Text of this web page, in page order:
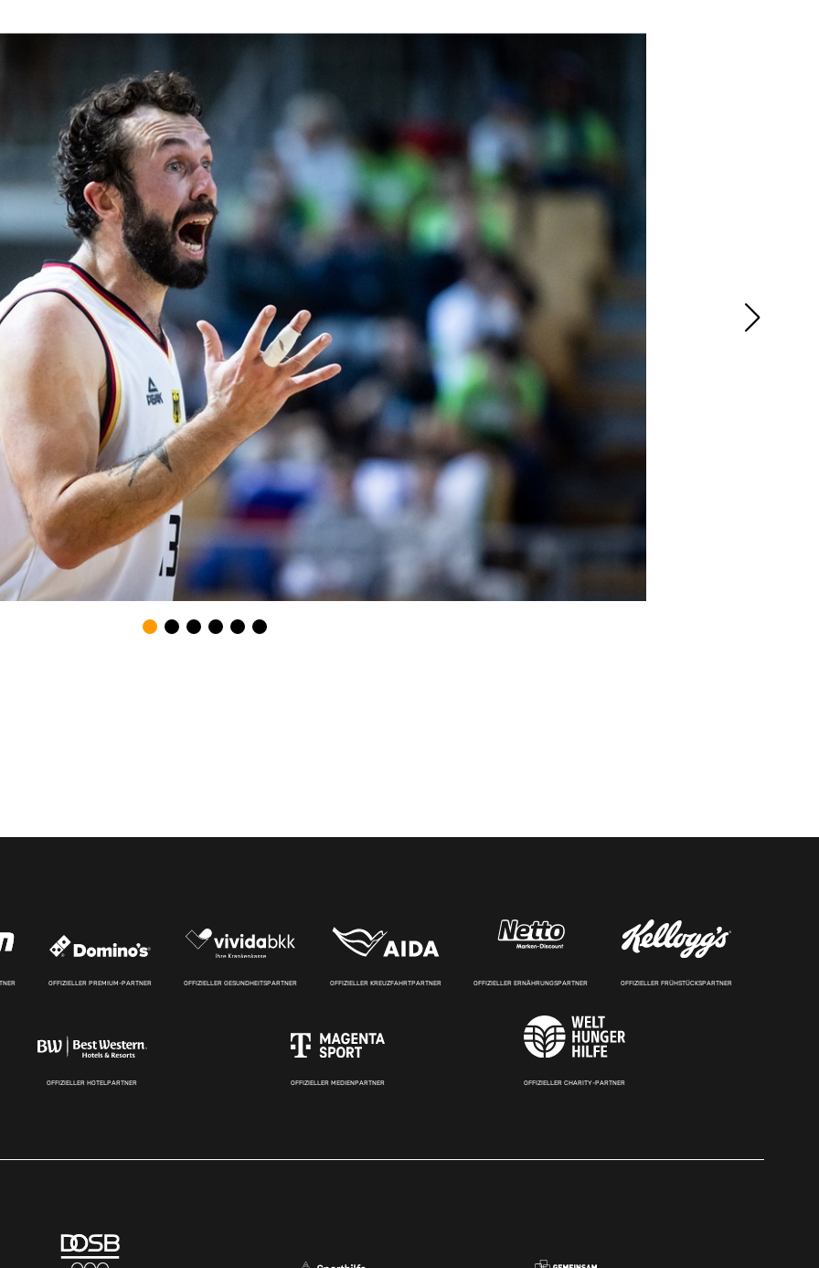
OFFIZIELLER PREMIUM-PARTNER OFFIZIELLER GESUNDHEITSPARTNER OFFIZIELLER KREUZFAHRTPARTNER OFFIZIELLER ERNÄHRUNGSPARTNER OFFIZIELLER FRÜHSTÜCKSPARTNER
OFFIZIELLER HOTELPARTNER OFFIZIELLER MEDIENPARTNER OFFIZIELLER CHARITY-PARTNER